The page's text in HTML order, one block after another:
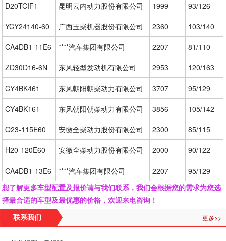
D20TCIF1 昆明云内动力股份有限公司 1999 93/126
YCY24140-60 广西玉柴机器股份有限公司 2360 103/140
CA4DB1-11E6 ****汽车集团有限公司 2207 81/110
ZD30D16-6N 东风轻型发动机有限公司 2953 120/163
CY4BK461 东风朝阳朝柴动力有限公司 3707 95/129
CY4BK161 东风朝阳朝柴动力有限公司 3856 105/142
Q23-115E60 安徽全柴动力股份有限公司 2300 85/115
H20-120E60 安徽全柴动力股份有限公司 2000 90/122
CA4DB1-13E6 ****汽车集团有限公司 2207
95/129
想了解更多车型配置及报价请与我们联系，我们会根据您的需求为您选
择最合适的车型及最优惠的价格，欢迎来电咨询！
联系我们 更多>>